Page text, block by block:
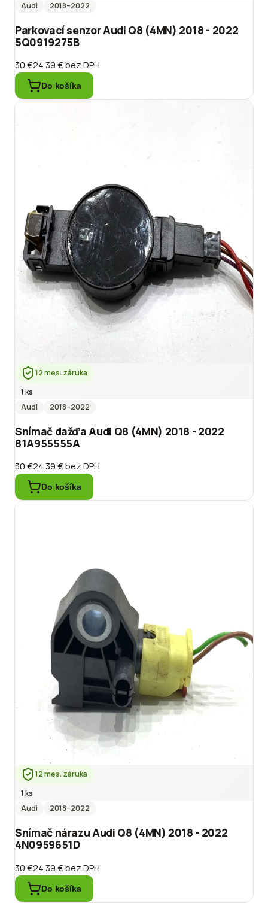
Audi
2018–2022
Parkovací senzor Audi Q8 (4MN) 2018 - 2022
5Q0919275B
30 €24.39 €bez DPH
Do košíka
12 mes. záruka
1 ks
Audi
2018–2022
Snímač dažďa Audi Q8 (4MN) 2018 - 2022
81A955555A
30 €24.39 €bez DPH
Do košíka
12 mes. záruka
1 ks
Audi
2018–2022
Snímač nárazu Audi Q8 (4MN) 2018 - 2022
4N0959651D
30 €24.39 €bez DPH
Do košíka